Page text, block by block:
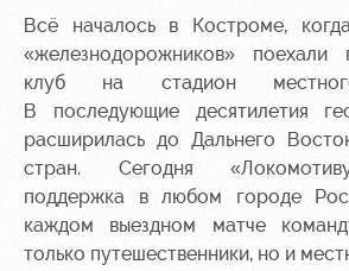
мероприятий
Аренда
полей
Аренда
Ледовый
дворец
Локо-Лето
Академия
Как
поступить
Руководство
Контакты
Академии
Банковская
карта
«Локомотив»
Заставки
лояльности
Карта
Всё началось в Костроме,
«железнодорожников» поехали
клуб на стадион
В последующие десятилетия
расширилась до Дальнего
стран. Сегодня
поддержка в любом городе
каждом выездном матче
только путешественники, но и